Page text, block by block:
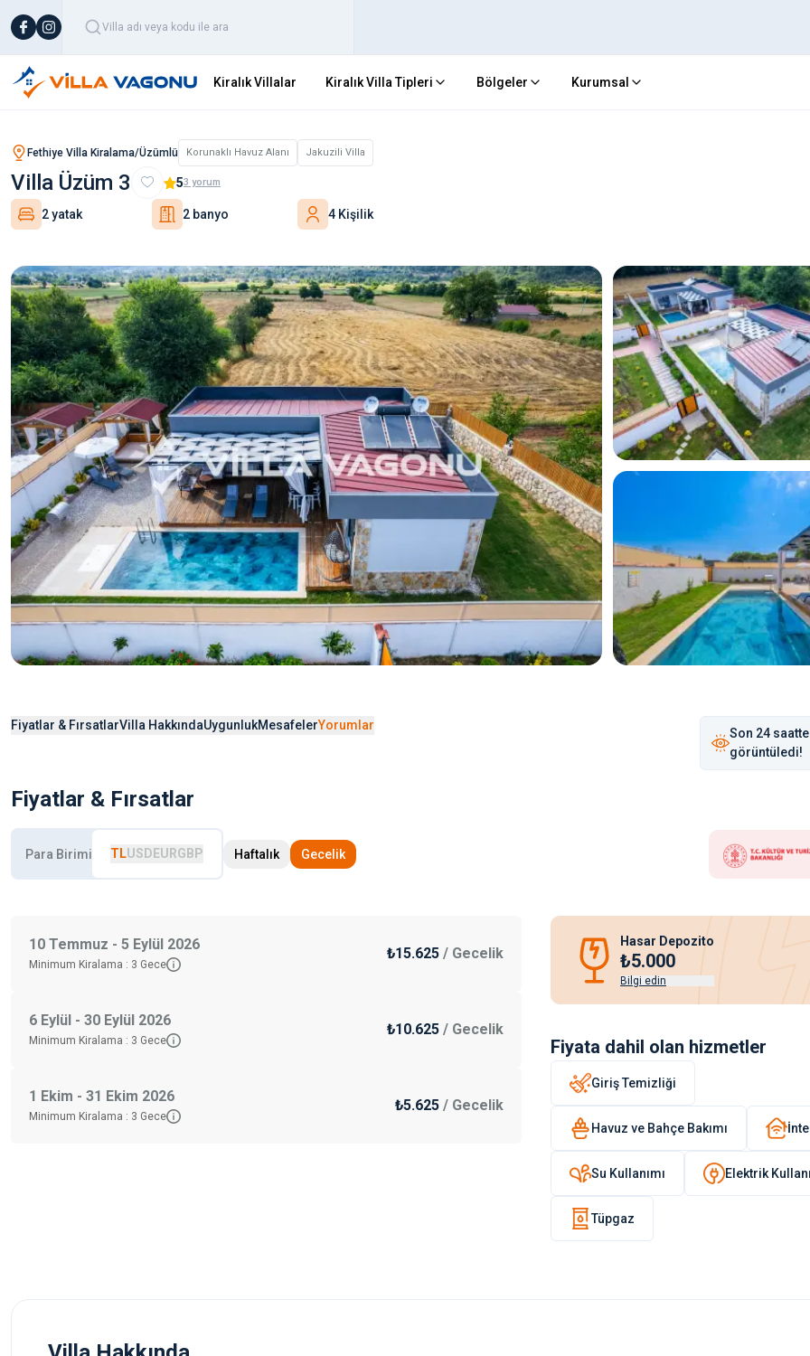
Kiralık Villalar Kiralık Villa Tipleri Bölgeler Kurumsal
Fethiye Villa Kiralama/Üzümlü Korunaklı Havuz Alanı Jakuzili Villa
Villa Üzüm 3 53 yorum
2 yatak 2 banyo 4 Kişilik
Fiyatlar & FırsatlarVilla HakkındaUygunlukMesafelerYorumlar
Son 24 saatte
görüntüledi!
Fiyatlar & Fırsatlar
Para Birimi TLUSD EURGBP Haftalık Gecelik
10 Temmuz - 5 Eylül 2026
Minimum Kiralama : 3 Gece
₺15.625 / Gecelik
6 Eylül - 30 Eylül 2026
Minimum Kiralama : 3 Gece
₺10.625 / Gecelik
1 Ekim - 31 Ekim 2026
Minimum Kiralama : 3 Gece
₺5.625 / Gecelik
Hasar Depozito
₺5.000
Bilgi edin
Fiyata dahil olan hizmetler
Giriş Temizliği
Havuz ve Bahçe Bakımı
Su Kullanımı Elektrik
Tüpgaz